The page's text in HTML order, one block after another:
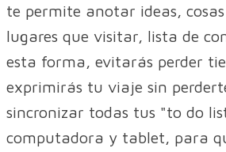
te permite anotar ideas,
lugares que visitar, lista de
esta forma, evitarás perder
exprimirás tu viaje sin
sincronizar todas tus "to do
computadora y tablet, para